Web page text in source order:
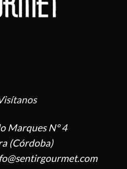
Marques Nº 4
(Córdoba)